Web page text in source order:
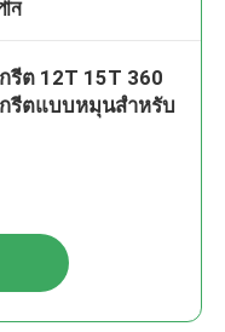
รีต 12T 15T 360
รีตแบบหมุนสำหรับ